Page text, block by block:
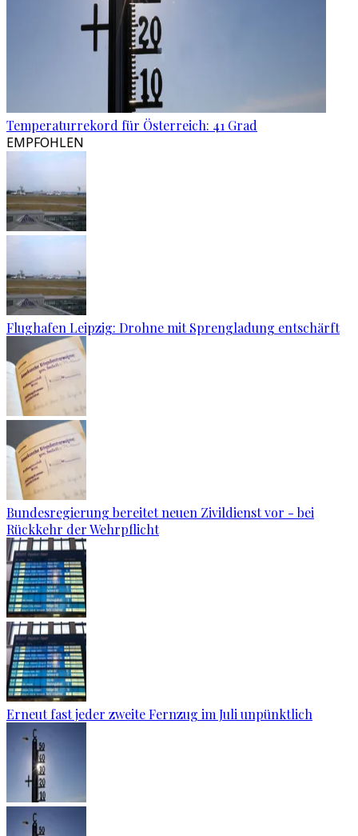
Temperaturrekord für Österreich: 41 Grad
EMPFOHLEN
Flughafen Leipzig: Drohne mit Sprengladung entschärft
Bundesregierung bereitet neuen Zivildienst vor - bei
Rückkehr der Wehrpflicht
Erneut fast jeder zweite Fernzug im Juli unpünktlich